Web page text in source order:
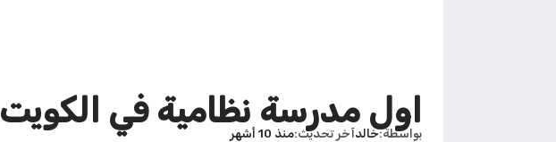
اول مدرسة نظامية في الكويت
بواسطة خالدآخر تحديث منذ 10 أشهر